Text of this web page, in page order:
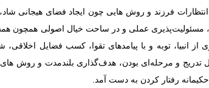
فرزند و روش هایی چون ایجاد فضای هیجانی شاد،
عملی و در ساحت خیال اصولی همچون
انبیا، توبه و با پیامدهای تقوا، کسب فضایل اخلاقی،
و مرحله‌ای بودن، هدف‌گذاری بلندمدت و روش های
رفتار کردن به دست آمد.